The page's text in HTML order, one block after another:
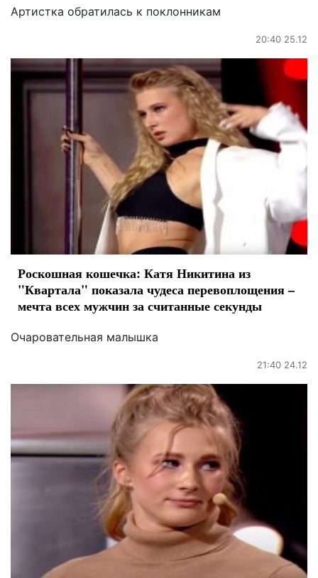
Артистка обратилась к поклонникам
20:40 25.12
Роскошная кошечка: Катя Никитина из
"Квартала" показала чудеса перевоплощения –
мечта всех мужчин за считанные секунды
Очаровательная малышка
21:40 24.12